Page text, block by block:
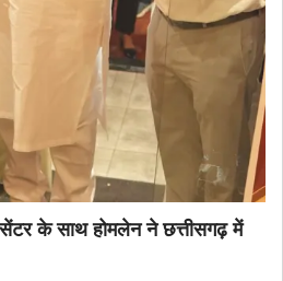
के साथ होमलेन ने छत्तीसगढ़ में